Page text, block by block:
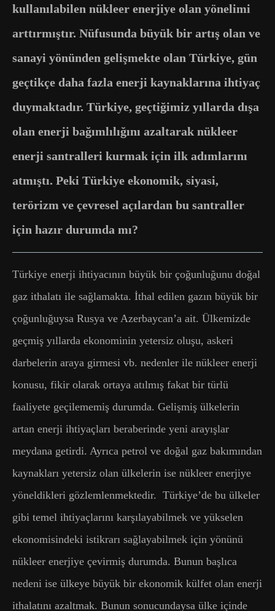
kullanılabilen nükleer enerjiye olan yönelimi
arttırmıştır. Nüfusunda büyük bir artış olan ve
sanayi yönünden gelişmekte olan Türkiye, gün
geçtikçe daha fazla enerji kaynaklarına ihtiyaç
duymaktadır. Türkiye, geçtiğimiz yıllarda dışa
olan enerji bağımlılığını azaltarak nükleer
enerji santralleri kurmak için ilk adımlarını
atmıştı. Peki Türkiye ekonomik, siyasi,
terörizm ve çevresel açılardan bu santraller
için hazır durumda mı?
Türkiye enerji ihtiyacının büyük bir çoğunluğunu doğal
gaz ithalatı ile sağlamakta. İthal edilen gazın büyük bir
çoğunluğuysa Rusya ve Azerbaycan’a ait. Ülkemizde
geçmiş yıllarda ekonominin yetersiz oluşu, askeri
darbelerin araya girmesi vb. nedenler ile nükleer enerji
konusu, fikir olarak ortaya atılmış fakat bir türlü
faaliyete geçilememiş durumda. Gelişmiş ülkelerin
artan enerji ihtiyaçları beraberinde yeni arayışlar
meydana getirdi. Ayrıca petrol ve doğal gaz bakımından
kaynakları yetersiz olan ülkelerin ise nükleer enerjiye
yöneldikleri gözlemlenmektedir. Türkiye’de bu ülkeler
gibi temel ihtiyaçlarını karşılayabilmek ve yükselen
ekonomisindeki istikrarı sağlayabilmek için yönünü
nükleer enerjiye çevirmiş durumda. Bunun başlıca
nedeni ise ülkeye büyük bir ekonomik külfet olan enerji
ithalatını azaltmak. Bunun sonucundaysa ülke içinde